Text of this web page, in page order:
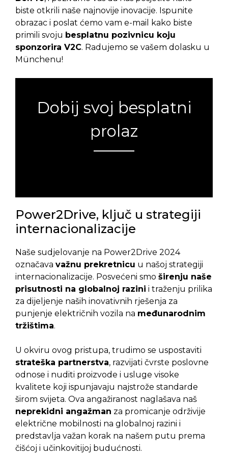
biste otkrili naše najnovije inovacije. Ispunite
obrazac i poslat ćemo vam e-mail kako biste
primili svoju besplatnu pozivnicu koju
sponzorira V2C. Radujemo se vašem dolasku u
Münchenu!
Dobij svoj besplatni
prolaz
Power2Drive, ključ u strategiji
internacionalizacije
Naše sudjelovanje na Power2Drive 2024
označava važnu prekretnicu u našoj strategiji
internacionalizacije. Posvećeni smo širenju naše
prisutnosti na globalnoj razini i traženju prilika
za dijeljenje naših inovativnih rješenja za
punjenje električnih vozila na međunarodnim
tržištima.
U okviru ovog pristupa, trudimo se uspostaviti
strateška partnerstva, razvijati čvrste poslovne
odnose i nuditi proizvode i usluge visoke
kvalitete koji ispunjavaju najstrože standarde
širom svijeta. Ova angažiranost naglašava naš
neprekidni angažman za promicanje održivije
električne mobilnosti na globalnoj razini i
predstavlja važan korak na našem putu prema
čišćoj i učinkovitijoj budućnosti.